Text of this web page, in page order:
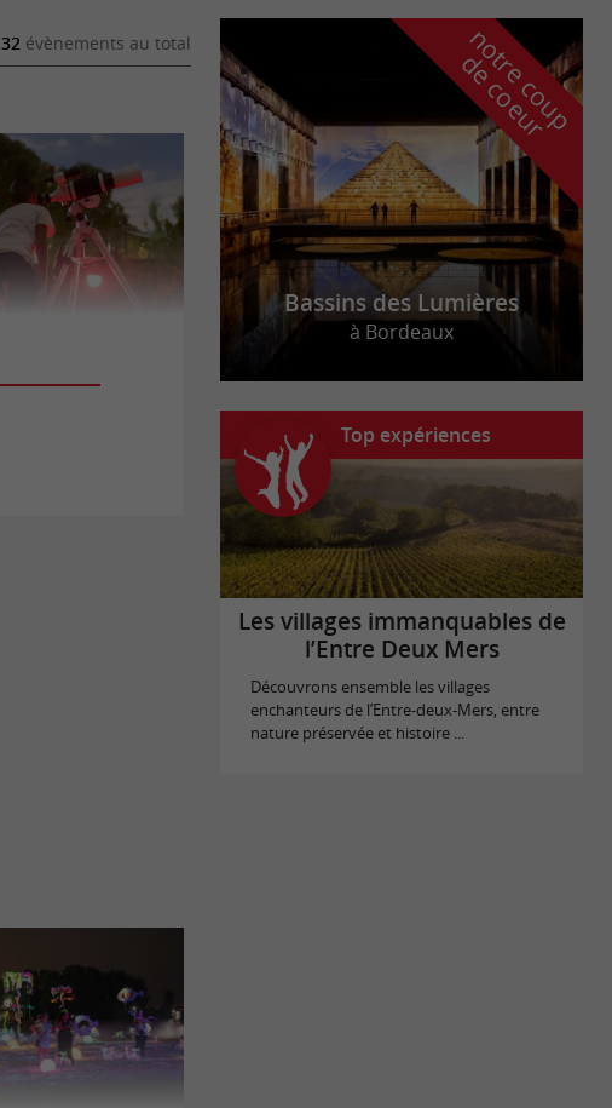
32 évènements au total n
o
t
r
e
c
o
u
p
d
e
c
o
e
u
r
Bassins des Lumières
à Bordeaux
Top expériences
Les villages immanquables de
l’Entre Deux Mers
Découvrons ensemble les villages
enchanteurs de l’Entre-deux-Mers, entre
nature préservée et histoire ...